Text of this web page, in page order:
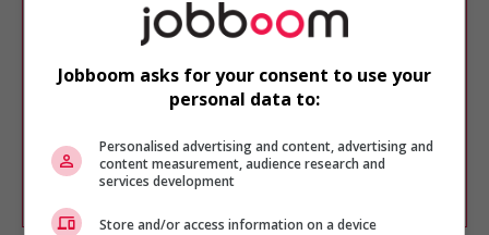
Désolé, cette recherche n'a produit aucun
résultat.
Veuillez faire une nouvelle recherche.
Vous pouvez en tout temps utiliser nos
chercher un poste selon votre profil
d'intérêt en emploi en vousinscrivant
comme membre Jobboom.
Jobboom asks for your consent to use your
personal data to:
Personalised advertising and content, advertising and
content measurement, audience research and
services development
Store and/or access information on a device